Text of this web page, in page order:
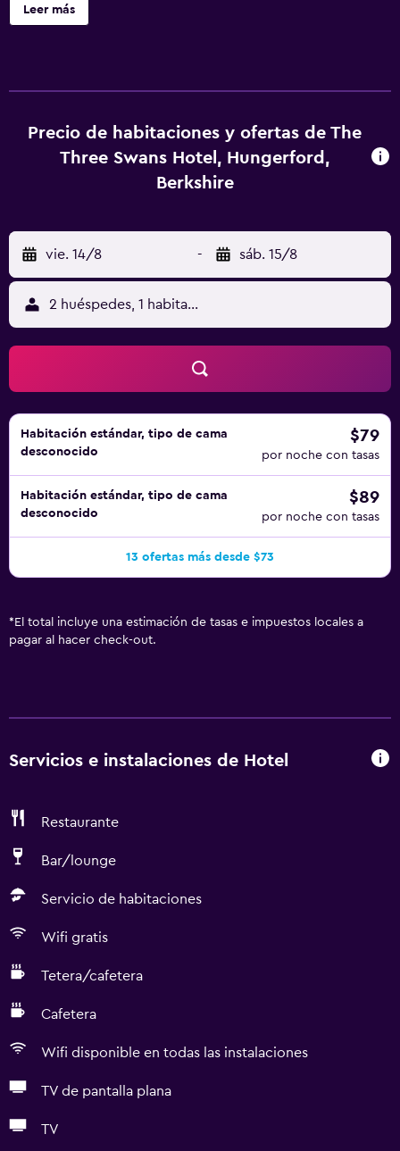
Berkshire ofrece 25 alojamientos con botella de agua
navegar por la web gracias a nuestro acceso a Internet
gratis (por cable y wifi). Los servicios para las personas de
negocios incluyen escritorio y teléfono. Las habitaciones
Leer más
Precio de habitaciones y ofertas de The
Three Swans Hotel, Hungerford,
Berkshire
vie. 14/8 - sáb. 15/8
2 huéspedes, 1 habitación
Habitación estándar, tipo de cama
desconocido
$79
por noche con tasas
Habitación estándar, tipo de cama
desconocido
$89
por noche con tasas
13 ofertas más desde $73
* El total incluye una estimación de tasas e impuestos locales a
pagar al hacer check-out.
Servicios e instalaciones de Hotel
Restaurante
Bar/lounge
Servicio de habitaciones
Wifi gratis
Tetera/cafetera
Cafetera
Wifi disponible en todas las instalaciones
TV de pantalla plana
TV